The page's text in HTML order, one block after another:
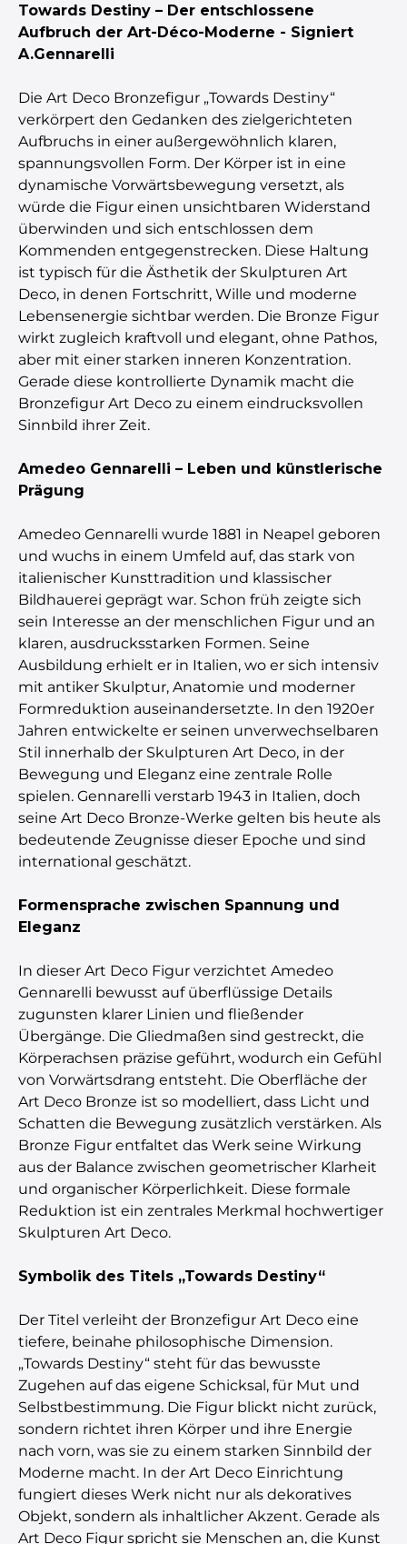
Towards Destiny – Der entschlossene
Aufbruch der Art-Déco-Moderne - Signiert
A.Gennarelli
Die Art Deco Bronzefigur „Towards Destiny“
verkörpert den Gedanken des zielgerichteten
Aufbruchs in einer außergewöhnlich klaren,
spannungsvollen Form. Der Körper ist in eine
dynamische Vorwärtsbewegung versetzt, als
würde die Figur einen unsichtbaren Widerstand
überwinden und sich entschlossen dem
Kommenden entgegenstrecken. Diese Haltung
ist typisch für die Ästhetik der Skulpturen Art
Deco, in denen Fortschritt, Wille und moderne
Lebensenergie sichtbar werden. Die Bronze Figur
wirkt zugleich kraftvoll und elegant, ohne Pathos,
aber mit einer starken inneren Konzentration.
Gerade diese kontrollierte Dynamik macht die
Bronzefigur Art Deco zu einem eindrucksvollen
Sinnbild ihrer Zeit.
Amedeo Gennarelli – Leben und künstlerische
Prägung
Amedeo Gennarelli wurde 1881 in Neapel geboren
und wuchs in einem Umfeld auf, das stark von
italienischer Kunsttradition und klassischer
Bildhauerei geprägt war. Schon früh zeigte sich
sein Interesse an der menschlichen Figur und an
klaren, ausdrucksstarken Formen. Seine
Ausbildung erhielt er in Italien, wo er sich intensiv
mit antiker Skulptur, Anatomie und moderner
Formreduktion auseinandersetzte. In den 1920er
Jahren entwickelte er seinen unverwechselbaren
Stil innerhalb der Skulpturen Art Deco, in der
Bewegung und Eleganz eine zentrale Rolle
spielen. Gennarelli verstarb 1943 in Italien, doch
seine Art Deco Bronze-Werke gelten bis heute als
bedeutende Zeugnisse dieser Epoche und sind
international geschätzt.
Formensprache zwischen Spannung und
Eleganz
In dieser Art Deco Figur verzichtet Amedeo
Gennarelli bewusst auf überflüssige Details
zugunsten klarer Linien und fließender
Übergänge. Die Gliedmaßen sind gestreckt, die
Körperachsen präzise geführt, wodurch ein Gefühl
von Vorwärtsdrang entsteht. Die Oberfläche der
Art Deco Bronze ist so modelliert, dass Licht und
Schatten die Bewegung zusätzlich verstärken. Als
Bronze Figur entfaltet das Werk seine Wirkung
aus der Balance zwischen geometrischer Klarheit
und organischer Körperlichkeit. Diese formale
Reduktion ist ein zentrales Merkmal hochwertiger
Skulpturen Art Deco.
Symbolik des Titels „Towards Destiny“
Der Titel verleiht der Bronzefigur Art Deco eine
tiefere, beinahe philosophische Dimension.
„Towards Destiny“ steht für das bewusste
Zugehen auf das eigene Schicksal, für Mut und
Selbstbestimmung. Die Figur blickt nicht zurück,
sondern richtet ihren Körper und ihre Energie
nach vorn, was sie zu einem starken Sinnbild der
Moderne macht. In der Art Deco Einrichtung
fungiert dieses Werk nicht nur als dekoratives
Objekt, sondern als inhaltlicher Akzent. Gerade als
Art Deco Figur spricht sie Menschen an, die Kunst